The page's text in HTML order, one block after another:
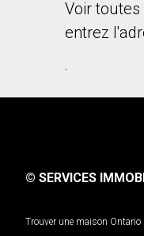
Voir
entrez
.
© SERVICES
Trouver une maison Ontario